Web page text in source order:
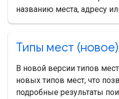
названию места, адресу
Типы мест (новое)
В новой версии типов
новых типов мест, что
подробные результаты